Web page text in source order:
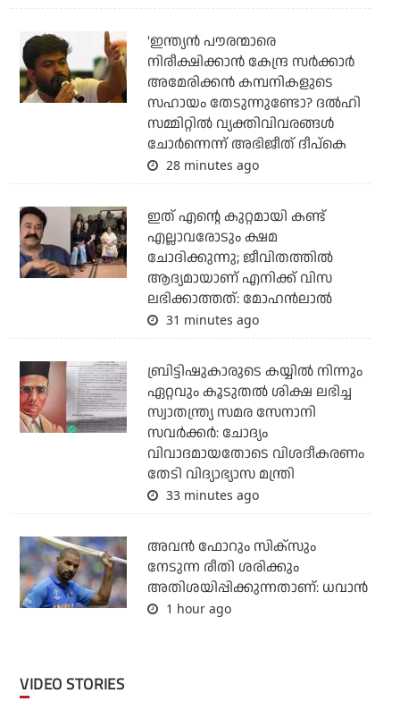
'ഇന്ത്യന്‍ പൗരന്മാരെ
നിരീക്ഷിക്കാന്‍ കേന്ദ്ര സര്‍ക്കാര്‍
അമേരിക്കന്‍ കമ്പനികളുടെ
സഹായം തേടുന്നുണ്ടോ? ദല്‍ഹി
സമ്മിറ്റില്‍ വ്യക്തിവിവരങ്ങള്‍
ചോര്‍ന്നെന്ന് അഭിജീത് ദീപ്‌കെ
28 minutes ago
ഇത് എന്റെ കുറ്റമായി കണ്ട്
എല്ലാവരോടും ക്ഷമ
ചോദിക്കുന്നു; ജീവിതത്തിൽ
ആദ്യമായാണ് എനിക്ക് വിസ
ലഭിക്കാത്തത്: മോഹൻലാൽ
31 minutes ago
ബ്രിട്ടിഷുകാരുടെ കയ്യില്‍ നിന്നും
ഏറ്റവും കൂടുതല്‍ ശിക്ഷ ലഭിച്ച
സ്വാതന്ത്ര്യ സമര സേനാനി
സവര്‍ക്കര്‍: ചോദ്യം
വിവാദമായതോടെ വിശദീകരണം
തേടി വിദ്യാഭ്യാസ മന്ത്രി
33 minutes ago
അവന്‍ ഫോറും സിക്സും
നേടുന്ന രീതി ശരിക്കും
അതിശയിപ്പിക്കുന്നതാണ്: ധവാന്‍
1 hour ago
VIDEO STORIES